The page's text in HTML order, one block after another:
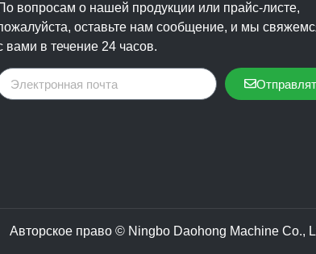
вопросам о нашей продукции или прайс-листе,
оставьте нам сообщение, и мы
вами в течение 24 часов.
Авторское право © Ningbo Daohong Machine Co.,